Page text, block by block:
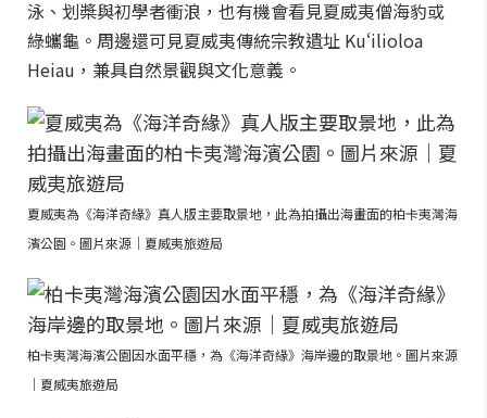
泳、划槳與初學者衝浪，也有機會看見夏威夷僧海豹或
綠蠵龜。周邊還可見夏威夷傳統宗教遺址 Kuʻilioloa
Heiau，兼具自然景觀與文化意義。
夏威夷為《海洋奇緣》真人版主要取景地，此為拍攝出海畫面的柏卡夷灣海
濱公園。圖片來源｜夏威夷旅遊局
柏卡夷灣海濱公園因水面平穩，為《海洋奇緣》海岸邊的取景地。圖片來源
｜夏威夷旅遊局